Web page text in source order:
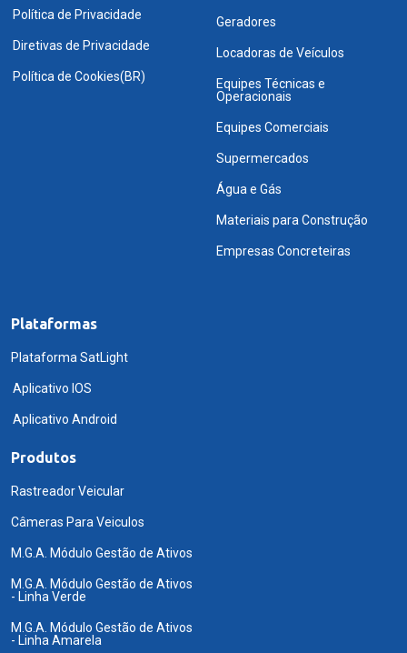
Política de Privacidade
Diretivas de Privacidade
Política de Cookies(BR)
Geradores
Locadoras de Veículos
Equipes Técnicas e
Operacionais
Equipes Comerciais
Supermercados
Água e Gás
Materiais para Construção
Empresas Concreteiras
Plataformas
Plataforma SatLight
Aplicativo IOS
Aplicativo Android
Produtos
Rastreador Veicular
Câmeras Para Veiculos
M.G.A. Módulo Gestão de Ativos
M.G.A. Módulo Gestão de Ativos
- Linha Verde
M.G.A. Módulo Gestão de Ativos
- Linha Amarela